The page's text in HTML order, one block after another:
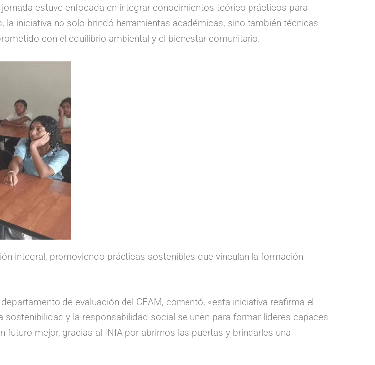
estuvo enfocada en integrar conocimientos teórico prácticos para
iniciativa no solo brindó herramientas académicas, sino también técnicas
con el equilibrio ambiental y el bienestar comunitario.
integral, promoviendo prácticas sostenibles que vinculan la formación
de evaluación del CEAM, comentó, «esta iniciativa reafirma el
y la responsabilidad social se unen para formar líderes capaces
mejor, gracias al INIA por abrirnos las puertas y brindarles una